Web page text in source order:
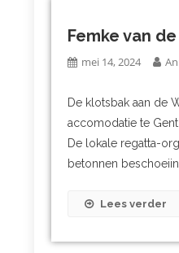
Femke van
mei 14, 2024
De klotsbak aan de
accomodatie te
De lokale regatta-
betonnen
Lees verder